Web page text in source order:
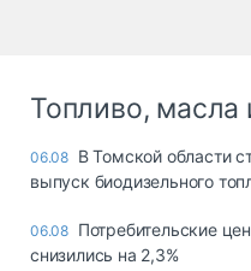
Топливо, масла
06.08 В Томской области
выпуск биодизельного
06.08 Потребительские
снизились на 2,3%